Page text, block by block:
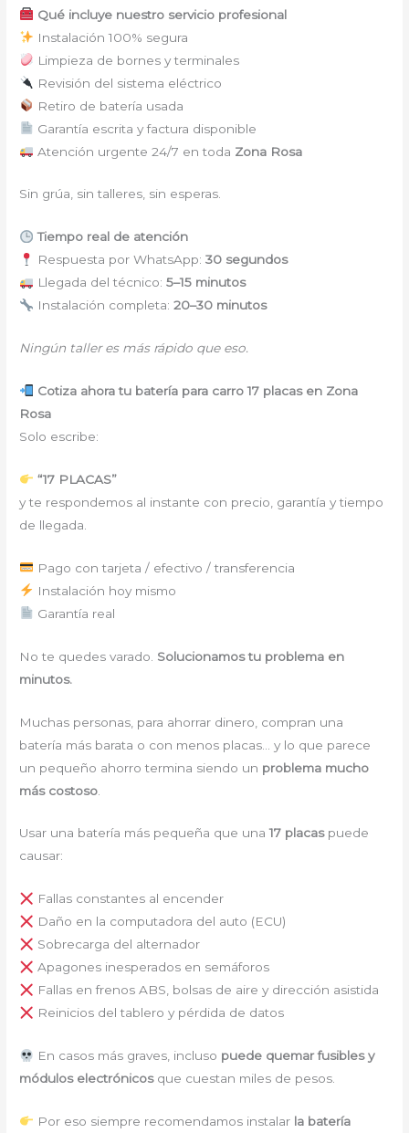
Qué incluye nuestro servicio profesional
Instalación 100% segura
Limpieza de bornes y terminales
Revisión del sistema eléctrico
Retiro de batería usada
Garantía escrita y factura disponible
Atención urgente 24/7 en toda Zona Rosa
Sin grúa, sin talleres, sin esperas.
Tiempo real de atención
Respuesta por WhatsApp: 30 segundos
Llegada del técnico: 5–15 minutos
Instalación completa: 20–30 minutos
Ningún taller es más rápido que eso.
Cotiza ahora tu batería para carro 17 placas en Zona
Rosa
Solo escribe:
“17 PLACAS”
y te respondemos al instante con precio, garantía y tiempo
de llegada.
Pago con tarjeta / efectivo / transferencia
Instalación hoy mismo
Garantía real
No te quedes varado. Solucionamos tu problema en
minutos.
Muchas personas, para ahorrar dinero, compran una
batería más barata o con menos placas… y lo que parece
un pequeño ahorro termina siendo un problema mucho
más costoso
Usar una batería más pequeña que una17 placaspuede
causar:
Fallas constantes al encender
Daño en la computadora del auto (ECU)
Sobrecarga del alternador
Apagones inesperados en semáforos
Fallas en frenos ABS, bolsas de aire y dirección asistida
Reinicios del tablero y pérdida de datos
En casos más graves, incluso puede quemar fusibles y
módulos electrónicosque cuestan miles de pesos.
Por eso siempre recomendamos instalar la batería